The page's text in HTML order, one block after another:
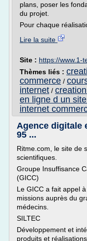
plans, poser les
du projet.
Pour chaque
Lire la suite
Site : https://www.1-
Thèmes liés :
commerce /
internet /
en ligne d un
internet
Agence digitale
95 ...
Ritme.com, le site de
scientifiques.
Groupe Insuffisance
(GICC)
Le GICC a fait appel
missions auprès du
médecins.
SILTEC
Développement et
produits et